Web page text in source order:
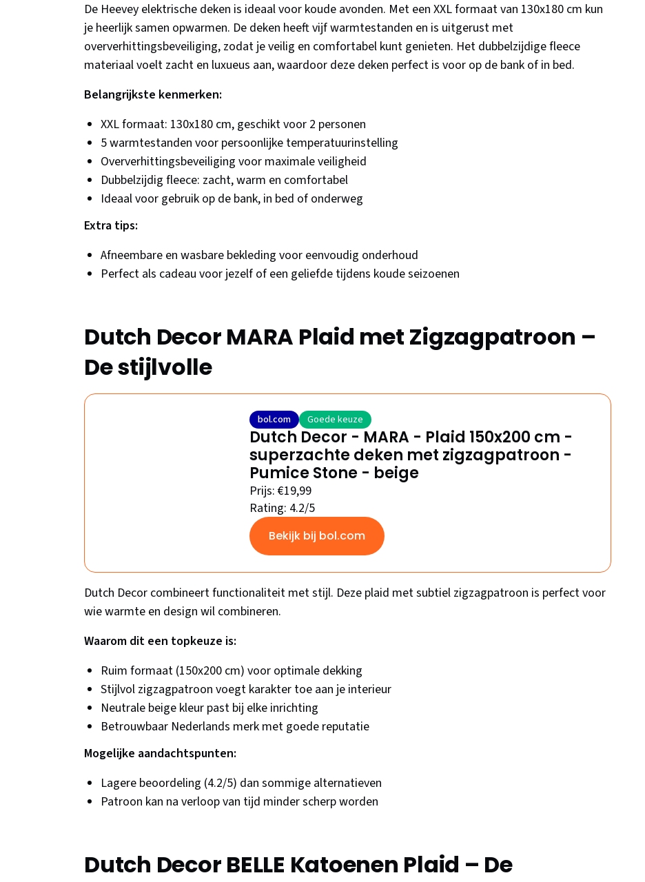
De Heevey elektrische deken is ideaal voor koude avonden. Met een XXL formaat van 130x180 cm kun
je heerlijk samen opwarmen. De deken heeft vijf warmtestanden en is uitgerust met
oververhittingsbeveiliging, zodat je veilig en comfortabel kunt genieten. Het dubbelzijdige fleece
materiaal voelt zacht en luxueus aan, waardoor deze deken perfect is voor op de bank of in bed.
Belangrijkste kenmerken:
XXL formaat: 130x180 cm, geschikt voor 2 personen
5 warmtestanden voor persoonlijke temperatuurinstelling
Oververhittingsbeveiliging voor maximale veiligheid
Dubbelzijdig fleece: zacht, warm en comfortabel
Ideaal voor gebruik op de bank, in bed of onderweg
Extra tips:
Afneembare en wasbare bekleding voor eenvoudig onderhoud
Perfect als cadeau voor jezelf of een geliefde tijdens koude seizoenen
Dutch Decor MARA Plaid met Zigzagpatroon –
De stijlvolle
bol.com Goede keuze
Dutch Decor - MARA - Plaid 150x200 cm -
superzachte deken met zigzagpatroon -
Pumice Stone - beige
Prijs: €19,99
Rating: 4.2/5
Bekijk bij bol.com
Dutch Decor combineert functionaliteit met stijl. Deze plaid met subtiel zigzagpatroon is perfect voor
wie warmte en design wil combineren.
Waarom dit een topkeuze is:
Ruim formaat (150x200 cm) voor optimale dekking
Stijlvol zigzagpatroon voegt karakter toe aan je interieur
Neutrale beige kleur past bij elke inrichting
Betrouwbaar Nederlands merk met goede reputatie
Mogelijke aandachtspunten:
Lagere beoordeling (4.2/5) dan sommige alternatieven
Patroon kan na verloop van tijd minder scherp worden
Dutch Decor BELLE Katoenen Plaid – De